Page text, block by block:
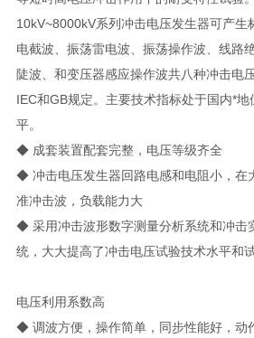
10kV~8000kV系列冲击电压发生器可产生
电截波、振荡雷电波、振荡操作波、线路
陡波、和变压器感应操作波共八种冲击电
IEC和GB规定。主要技术指标处于国内*
平。
◆ 成套装置配套完整，电压等级齐全
◆ 冲击电压发生器回路电感和电阻小，在
准冲击波，负载能力大
◆ 采用冲击波形数字测量分析系统和冲击
统，大大提高了冲击电压试验技术水平和试
电压利用系数高
◆ 调波方便，操作简单，同步性能好，动